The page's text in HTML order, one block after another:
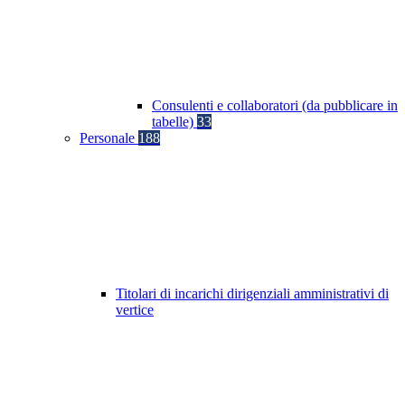
Consulenti e collaboratori (da pubblicare in
tabelle) 33
Personale 188
Titolari di incarichi dirigenziali amministrativi di
vertice